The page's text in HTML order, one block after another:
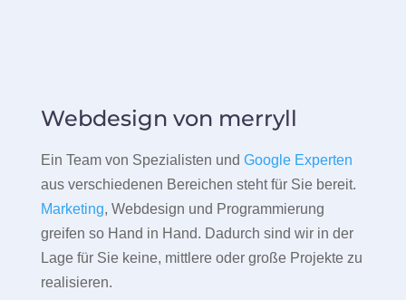
Webdesign von merryll
Ein Team von Spezialisten und Google Experten
aus verschiedenen Bereichen steht für Sie bereit.
Marketing, Webdesign und Programmierung
greifen so Hand in Hand. Dadurch sind wir in der
Lage für Sie keine, mittlere oder große Projekte zu
realisieren.